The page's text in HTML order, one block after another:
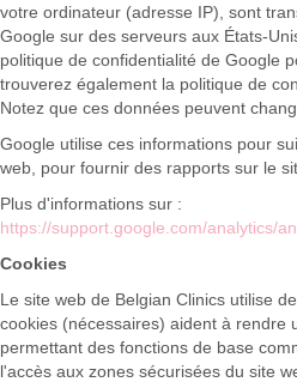
votre ordinateur (adresse IP), sont
Google sur des serveurs aux États-
politique de confidentialité de Google
trouverez également la politique de
Notez que ces données peuvent
Google utilise ces informations pour
web, pour fournir des rapports sur le
Plus d'informations sur :
https://support.google.com/analytics/
Cookies
Le site web de Belgian Clinics utilise
cookies (nécessaires) aident à rendre
permettant des fonctions de base
l'accès aux zones sécurisées du site